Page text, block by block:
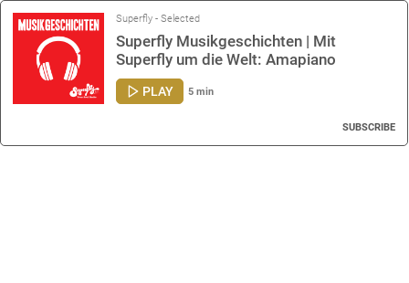
Superfly - Selected
Superfly Musikgeschichten | Mit
Superfly um die Welt: Amapiano
Underground Females
PLAY 5 min
SUBSCRIBE